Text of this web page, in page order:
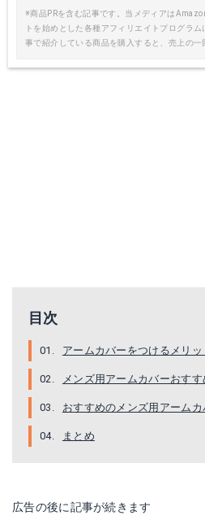
※商品PRを含む記事です。当メディアは
トを始めとした各種アフィリエイトプログラ
事で紹介している商品を購入すると、売上の一
目次
アームカバーをつけるメリッ
メンズ用アームカバーおすす
おすすめのメンズ用アーム
まとめ
広告の後に記事が続きます
楽天で詳細を見る
冷感 パワーストレッチ アームカバー